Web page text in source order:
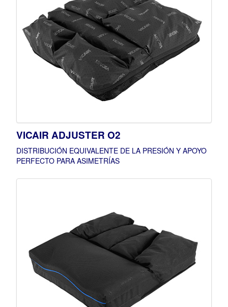
VICAIR ADJUSTER O2
DISTRIBUCIÓN EQUIVALENTE DE LA PRESIÓN Y APOYO
PERFECTO PARA ASIMETRÍAS